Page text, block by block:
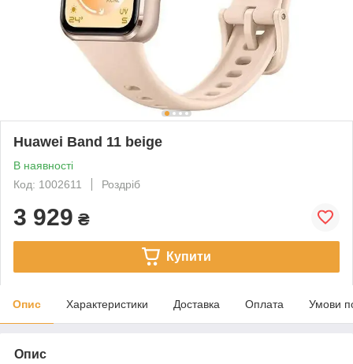
Huawei Band 11 beige
В наявності
Код: 1002611
Роздріб
3 929 ₴
Купити
Опис Характеристики Доставка Оплата Умови
Опис